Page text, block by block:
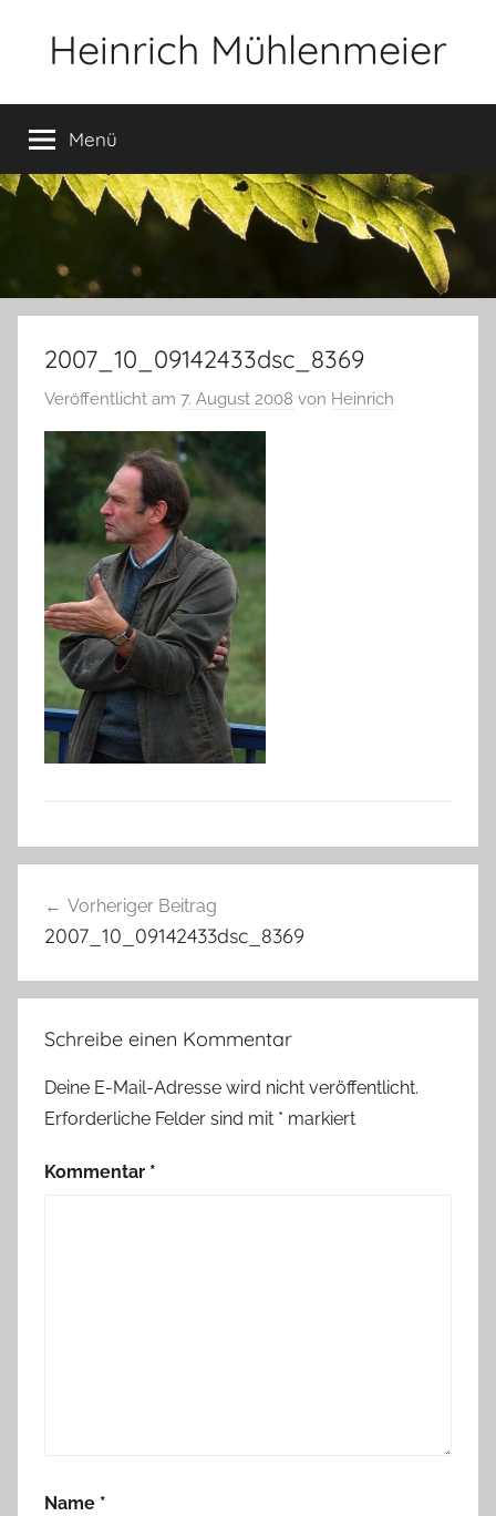
Heinrich Mühlenmeier
Glauben,
Umwelt,
Fotografie,
Menü
2007_10_09142433dsc_8369
Veröffentlicht am 7. August 2008 von Heinrich
Vorheriger Beitrag
2007_10_09142433dsc_8369
Schreibe einen Kommentar
Deine E-Mail-Adresse wird nicht veröffentlicht.
Erforderliche Felder sind mit * markiert
Kommentar *
Name *